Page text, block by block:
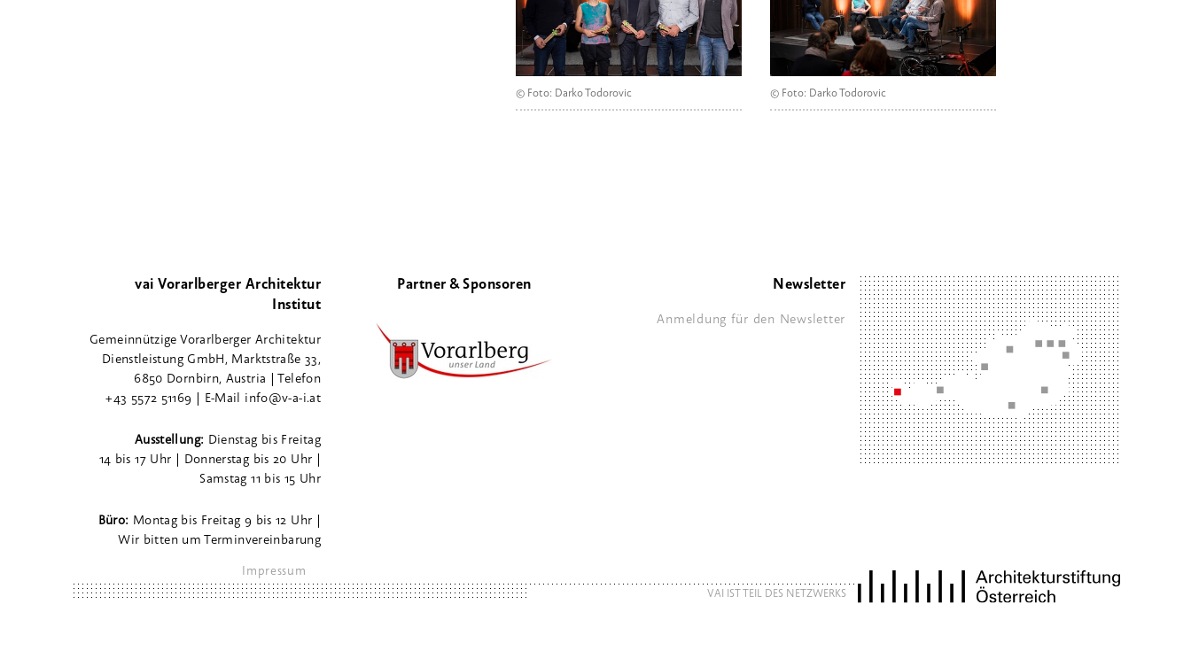
© Foto: Darko Todorovic © Foto: Darko Todorovic
vai Vorarlberger Architektur
Institut
Gemeinnützige Vorarlberger Architektur
Dienstleistung GmbH, Marktstraße 33,
6850 Dornbirn, Austria | Telefon
+43 5572 51169 | E-Mail info@v-a-i.at
Ausstellung: Dienstag bis Freitag
14 bis 17 Uhr | Donnerstag bis 20 Uhr |
Samstag 11 bis 15 Uhr
Büro: Montag bis Freitag 9 bis 12 Uhr |
Wir bitten um Terminvereinbarung
Partner & Sponsoren Newsletter
Anmeldung für den Newsletter
Impressum
VAI IST TEIL DES NETZWERKS